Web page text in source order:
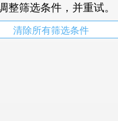
整筛选条件，并重试。
清除所有筛选条件